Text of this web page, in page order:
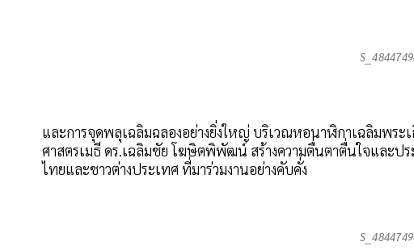
และการจุดพลุเฉลิมฉลองอย่างยิ่งใหญ่ บริเวณหอนาฬิกาเฉลิมพระเ
ศาสตรเมธี ดร.เฉลิมชัย โฆษิตพิพัฒน์ สร้างความตื่นตาตื่นใจและป
ไทยและชาวต่างประเทศ ที่มาร่วมงานอย่างคับคั่ง